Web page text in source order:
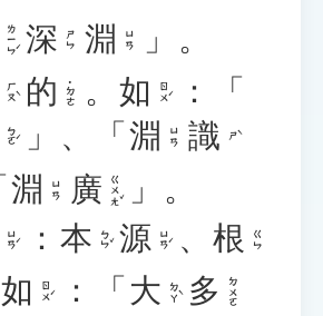
ㄌㄧㄣˊ 深 ㄕㄣ 淵 ㄩㄢ
」。
ㄏㄡˋ 的 ˙ㄉㄜ 。 如 ㄖㄨˊ
：「
ㄅㄛˊ 」、「 淵 ㄩㄢ 識 ㄕˋ
淵 ㄩㄢ 廣 ㄍㄨㄤˇ
」。
ㄩㄢˊ ： 本 ㄅㄣˇ 源 ㄩㄢˊ 、 根 ㄍㄣ
如 ㄖㄨˊ ：「 大 ㄉㄚˋ 多 ㄉㄨㄛ